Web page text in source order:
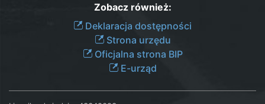
Zobacz również:
Deklaracja dostępności
Strona urzędu
Oficjalna strona BIP
E-urząd